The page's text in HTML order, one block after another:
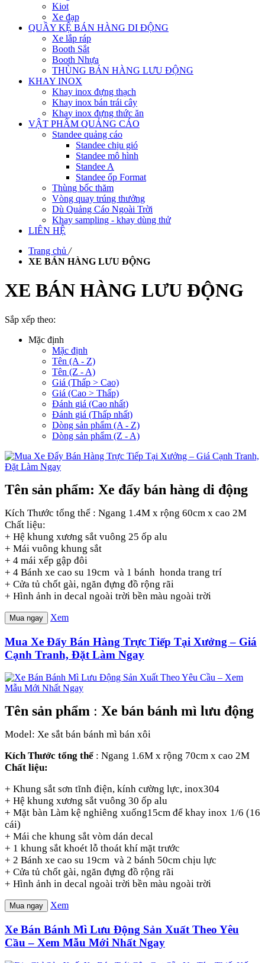
Kiot
Xe đạp
QUẦY KỆ BÁN HÀNG DI ĐỘNG
Xe lắp ráp
Booth Sắt
Booth Nhựa
THÙNG BÁN HÀNG LƯU ĐỘNG
KHAY INOX
Khay inox đựng thạch
Khay inox bán trái cây
Khay inox đựng thức ăn
VẬT PHẨM QUẢNG CÁO
Standee quảng cáo
Standee chịu gió
Standee mô hình
Standee A
Standee ốp Format
Thùng bốc thăm
Vòng quay trúng thưởng
Dù Quảng Cáo Ngoài Trời
Khay sampling - khay dùng thử
LIÊN HỆ
Trang chủ /
XE BÁN HÀNG LƯU ĐỘNG
XE BÁN HÀNG LƯU ĐỘNG
Sắp xếp theo:
Mặc định
Mặc định
Tên (A - Z)
Tên (Z - A)
Giá (Thấp > Cao)
Giá (Cao > Thấp)
Đánh giá (Cao nhất)
Đánh giá (Thấp nhất)
Dòng sản phẩm (A - Z)
Dòng sản phẩm (Z - A)
Tên sản phẩm: Xe đẩy bán hàng di động
Kích Thước tổng thể : Ngang 1.4M x rộng 60cm x cao 2M
Chất liệu:
+ Hệ khung xương sắt vuông 25 ốp alu
+ Mái vuông khung sắt
+ 4 mái xếp gập đôi
+ 4 Bánh xe cao su 19cm và 1 bánh honda trang trí
+ Cửa tủ chốt gài, ngăn đựng đồ rộng rãi
+ Hình ảnh in decal ngoài trời bền màu ngoài trời
Mua ngay Xem
Mua Xe Đẩy Bán Hàng Trực Tiếp Tại Xưởng – Giá
Cạnh Tranh, Đặt Làm Ngay
Tên sản phẩm : Xe bán bánh mì lưu động
Model: Xe sắt bán bánh mì bán xôi
Kích Thước tổng thể : Ngang 1.6M x rộng 70cm x cao 2M
Chất liệu:
+ Khung sắt sơn tĩnh điện, kính cường lực, inox304
+ Hệ khung xương sắt vuông 30 ốp alu
+ Mặt bàn Làm kệ nghiêng xuống15cm để khay inox 1/6 (16
cái)
+ Mái che khung sắt vòm dán decal
+ 1 khung sắt khoét lỗ thoát khí mặt trước
+ 2 Bánh xe cao su 19cm và 2 bánh 50cm chịu lực
+ Cửa tủ chốt gài, ngăn đựng đồ rộng rãi
+ Hình ảnh in decal ngoài trời bền màu ngoài trời
Mua ngay Xem
Xe Bán Bánh Mì Lưu Động Sản Xuất Theo Yêu
Cầu – Xem Mẫu Mới Nhất Ngay